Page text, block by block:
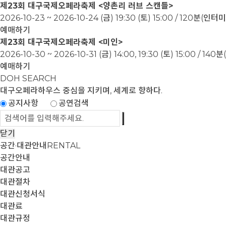
제23회 대구국제오페라축제 <양촌리 러브 스캔들>
2026-10-23 ~ 2026-10-24 (금) 19:30 (토) 15:00 / 120분(인터
예매하기
제23회 대구국제오페라축제 <미인>
2026-10-30 ~ 2026-10-31 (금) 14:00, 19:30 (토) 15:00 / 140분
예매하기
DOH SEARCH
대구오페라하우스 중심을 지키며, 세계로 향하다.
공지사항
공연검색
닫기
공간·대관안내 RENTAL
공간안내
대관공고
대관절차
대관신청서식
대관료
대관규정